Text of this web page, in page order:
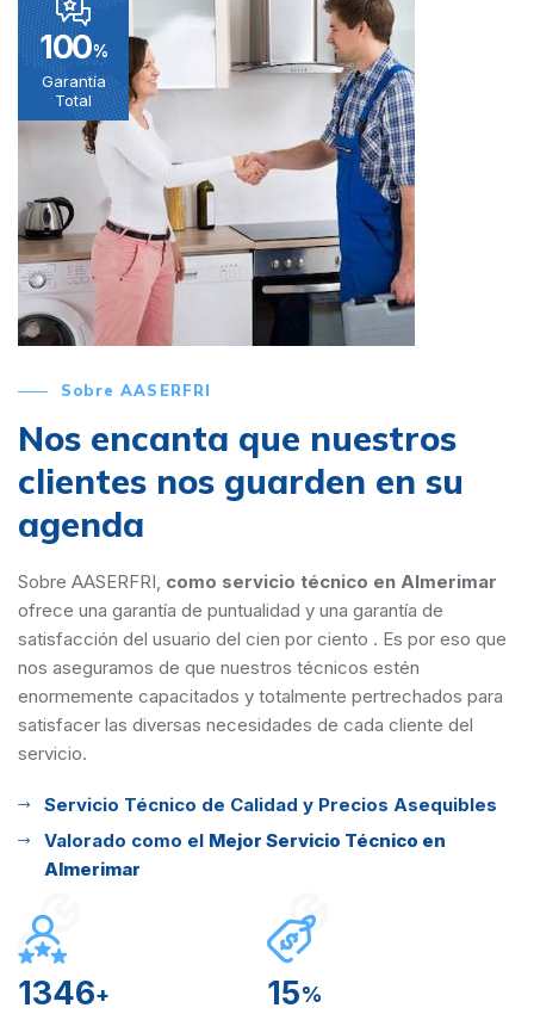
100%
Garantía
Total
Sobre AASERFRI
Nos encanta que nuestros
clientes nos guarden en su
agenda
Sobre AASERFRI, como servicio técnico en Almerimar
ofrece una garantía de puntualidad y una garantía de
satisfacción del usuario del cien por ciento . Es por eso que
nos aseguramos de que nuestros técnicos estén
enormemente capacitados y totalmente pertrechados para
satisfacer las diversas necesidades de cada cliente del
servicio.
Servicio Técnico de Calidad y Precios Asequibles
Valorado como el Mejor Servicio Técnico en
Almerimar
1346+ 15%